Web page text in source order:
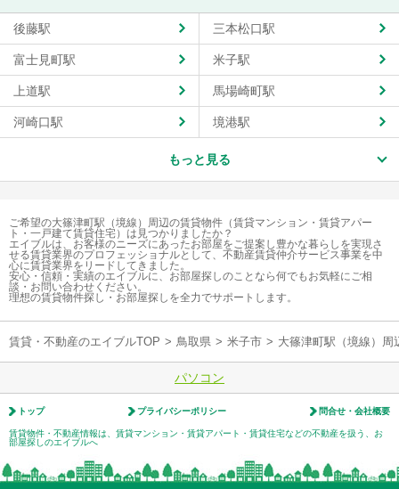
後藤駅 三本松口駅
富士見町駅 米子駅
上道駅 馬場崎町駅
河崎口駅 境港駅
もっと見る
ご希望の大篠津町駅（境線）周辺の賃貸物件（賃貸マンション・賃貸アパー
ト・一戸建て賃貸住宅）は見つかりましたか？
エイブルは、お客様のニーズにあったお部屋をご提案し豊かな暮らしを実現さ
せる賃貸業界のプロフェッショナルとして、不動産賃貸仲介サービス事業を中
心に賃貸業界をリードしてきました。
安心・信頼・実績のエイブルに、お部屋探しのことなら何でもお気軽にご相
談・お問い合わせください。
理想の賃貸物件探し・お部屋探しを全力でサポートします。
賃貸・不動産のエイブルTOP > 鳥取県 > 米子市 > 大篠津町駅（境線）周
パソコン
トップ プライバシーポリシー 問合せ・会社概要
賃貸物件・不動産情報は、賃貸マンション・賃貸アパート・賃貸住宅などの不動産を扱う、お
部屋探しのエイブルへ